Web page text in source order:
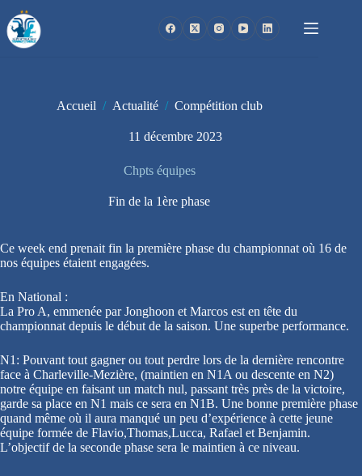
au
contenu
Accueil / Actualité / Compétition club
11 décembre 2023
Chpts équipes
Fin de la 1ère phase
Ce week end prenait fin la première phase du championnat où 16 de
nos équipes étaient engagées.
En National :
La Pro A, emmenée par Jonghoon et Marcos est en tête du
championnat depuis le début de la saison. Une superbe performance.
N1: Pouvant tout gagner ou tout perdre lors de la dernière rencontre
face à Charleville-Mezière, (maintien en N1A ou descente en N2)
notre équipe en faisant un match nul, passant très près de la victoire,
garde sa place en N1 mais ce sera en N1B. Une bonne première phase
quand même où il aura manqué un peu d’expérience à cette jeune
équipe formée de Flavio,Thomas,Lucca, Rafael et Benjamin.
L’objectif de la seconde phase sera le maintien à ce niveau.